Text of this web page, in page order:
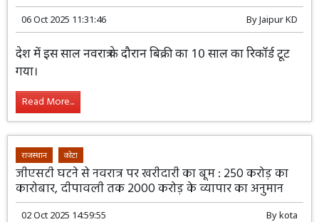
06 Oct 2025 11:31:46 ByJaipur KD
देश में इस साल नवरात्र के दौरान बिक्री का 10 साल का रिकॉर्ड टूट
गया।
Read More...
राजस्थान कोटा
जीएसटी घटने से नवरात्र पर खरीदारी का बूम : 250 करोड़ का
कारोबार, दीपावली तक 2000 करोड़ के व्यापार का अनुमान
02 Oct 2025 14:59:55 Bykota